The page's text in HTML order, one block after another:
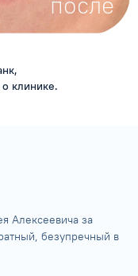
клинике.
Алексеевича за
безупречный в